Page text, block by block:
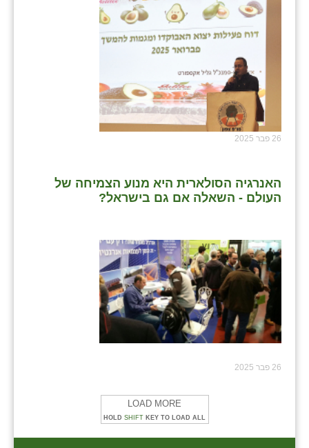
26 פבר 2025
האנרגיה הסולארית היא מנוע הצמיחה של
העולם - השאלה אם גם בישראל?
26 פבר 2025
LOAD MORE
HOLD SHIFT KEY TO LOAD ALL